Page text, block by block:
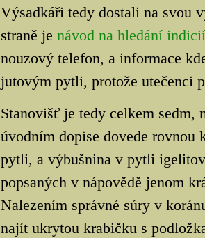
Výsadkáři tedy dostali na svou
straně je návod na hledání indicií
nouzový telefon, a informace
jutovým pytli, protože utečenci
Stanovišť je tedy celkem sedm,
úvodním dopise dovede
pytli, a výbušnina v pytli
popsaných v nápovědě jenom
Nalezením správné súry v
najít ukrytou krabičku s